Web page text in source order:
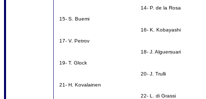
14- P. de la Rosa
15- S. Buemi
16- K. Kobayashi
17- V. Petrov
18- J. Alguersuari
19- T. Glock
20- J. Trulli
21- H. Kovalainen
22- L. di Grassi